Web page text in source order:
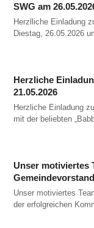
SWG am
Herzlliche Einladung
Diestag, 26.05.2026
Herzliche
21.05.2026
Herzliche Einladung
mit der beliebten
Unser motiviertes
Gemeindevorstand
Unser motiviertes
der erfolgreichen